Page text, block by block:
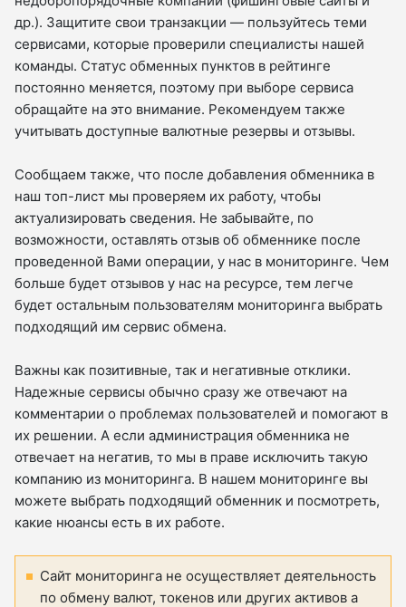
др.). Защитите свои транзакции — пользуйтесь теми
сервисами, которые проверили специалисты нашей
команды. Статус обменных пунктов в рейтинге
постоянно меняется, поэтому при выборе сервиса
обращайте на это внимание. Рекомендуем также
учитывать доступные валютные резервы и отзывы.
Сообщаем также, что после добавления обменника в
наш топ-лист мы проверяем их работу, чтобы
актуализировать сведения. Не забывайте, по
возможности, оставлять отзыв об обменнике после
проведенной Вами операции, у нас в мониторинге. Чем
больше будет отзывов у нас на ресурсе, тем легче
будет остальным пользователям мониторинга выбрать
подходящий им сервис обмена.
Важны как позитивные, так и негативные отклики.
Надежные сервисы обычно сразу же отвечают на
комментарии о проблемах пользователей и помогают в
их решении. А если администрация обменника не
отвечает на негатив, то мы в праве исключить такую
компанию из мониторинга. В нашем мониторинге вы
можете выбрать подходящий обменник и посмотреть,
какие нюансы есть в их работе.
Сайт мониторинга не осуществляет деятельность
по обмену валют, токенов или других активов а